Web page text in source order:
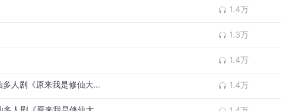
1.4万
1.3万
1.4万
校花的贴身高手5531（爆笑修仙多人剧《原来我是修仙大佬》已上架欢迎订阅） 1.4万